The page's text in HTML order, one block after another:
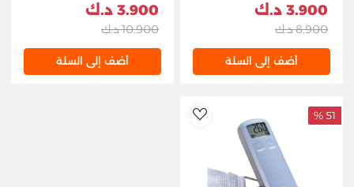
3.900 د.ك
8.900 د.ك
أضف إلى السلة
3.900 د.ك
10.900 د.ك
أضف إلى السلة
AddToWishlist
51 %